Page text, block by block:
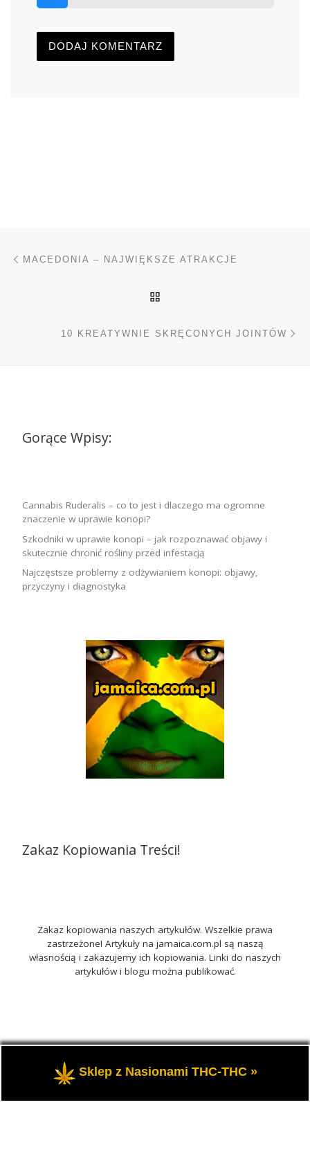
Nawigacja wpisu
MACEDONIA – NAJWIĘKSZE ATRAKCJE
10 KREATYWNIE SKRĘCONYCH JOINTÓW
Gorące Wpisy:
Cannabis Ruderalis – co to jest i dlaczego ma ogromne
znaczenie w uprawie konopi?
Szkodniki w uprawie konopi – jak rozpoznawać objawy i
skutecznie chronić rośliny przed infestacją
Najczęstsze problemy z odżywianiem konopi: objawy,
przyczyny i diagnostyka
Zakaz Kopiowania Treści!
Zakaz kopiowania naszych artykułów. Wszelkie prawa
zastrzeżone! Artykuły na jamaica.com.pl są naszą
własnością i zakazujemy ich kopiowania. Linki do naszych
artykułów i blogu można publikować.
© 2026 Jamaica.com.pl– Wszelkie prawa zastrzeżone
Portal o marihuanie THC i roślinach konopi CBD.
Sklep z Nasionami THC-THC »